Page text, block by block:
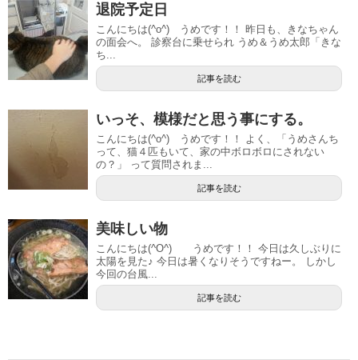
退院予定日
こんにちは(^o^) うめです！！ 昨日も、きなちゃん
の面会へ。 診察台に乗せられ うめ＆うめ太郎「きな
ち...
記事を読む
いっそ、模様だと思う事にする。
こんにちは(^o^) うめです！！ よく、「うめさんち
って、猫４匹もいて、家の中ボロボロにされない
の？」 って質問されま...
記事を読む
美味しい物
こんにちは(^O^) うめです！！ 今日は久しぶりに
太陽を見た♪ 今日は暑くなりそうですねー。 しかし
今回の台風...
記事を読む